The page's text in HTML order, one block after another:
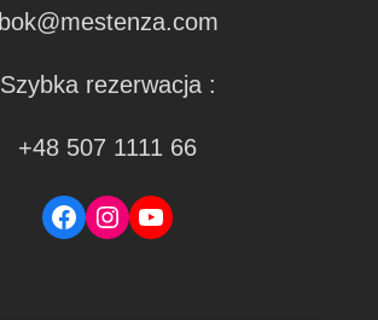
bok@mestenza.com
Szybka rezerwacja :
+48 507 1111 66
Facebook
Instagram
YouTube